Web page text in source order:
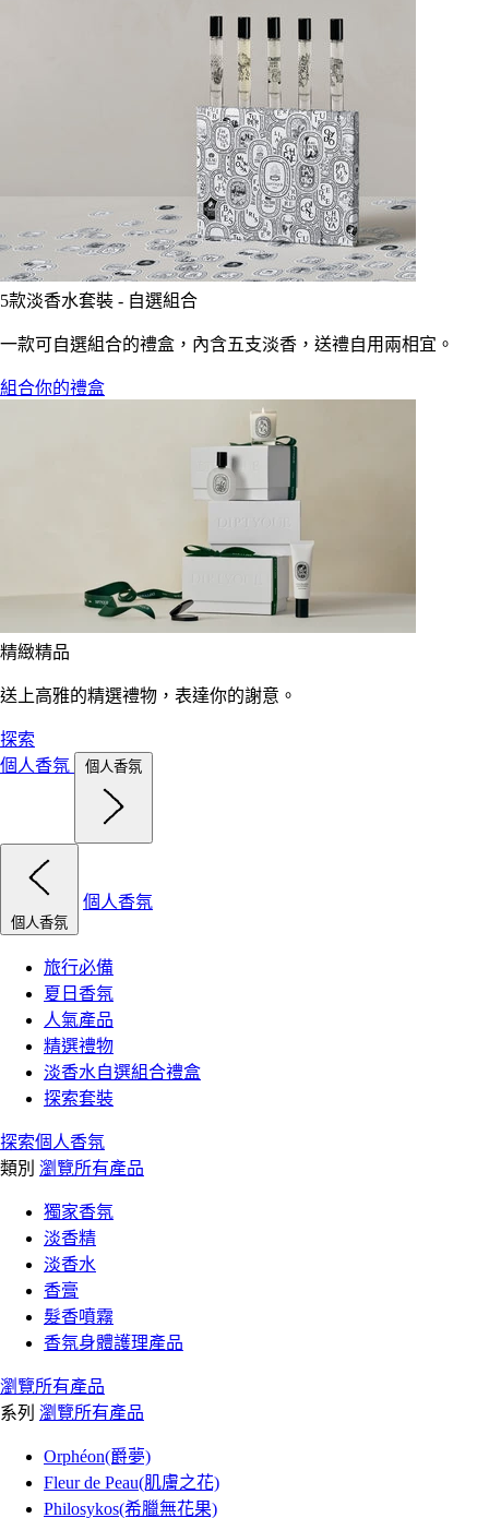
5款淡香水套裝 - 自選組合
一款可自選組合的禮盒，內含五支淡香，送禮自用兩相宜。
組合你的禮盒
精緻精品
送上高雅的精選禮物，表達你的謝意。
探索
個人香氛
個人香氛
個人香氛
個人香氛
旅行必備
夏日香氛
人氣產品
精選禮物
淡香水自選組合禮盒
探索套裝
探索個人香氛
類別 瀏覽所有產品
獨家香氛
淡香精
淡香水
香膏
髮香噴霧
香氛身體護理產品
瀏覽所有產品
系列 瀏覽所有產品
Orphéon(爵夢)
Fleur de Peau(肌膚之花)
Philosykos(希臘無花果)